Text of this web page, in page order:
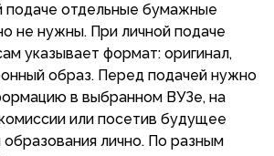
подаче отдельные бумажные
не нужны. При личной подаче
указывает формат: оригинал,
образ. Перед подачей нужно
в выбранном ВУЗе, на
или посетив будущее
лично. По разным